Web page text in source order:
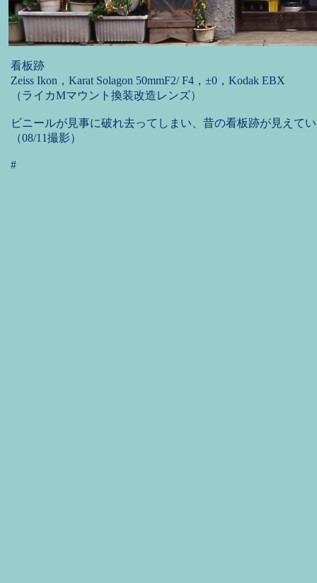
看板跡
Zeiss Ikon，Karat Solagon 50mmF2/ F4，±0，Kodak EBX
（ライカMマウント換装改造レンズ）
ビニールが見事に破れ去ってしまい、昔の看板跡が見えて
（08/11撮影）
#